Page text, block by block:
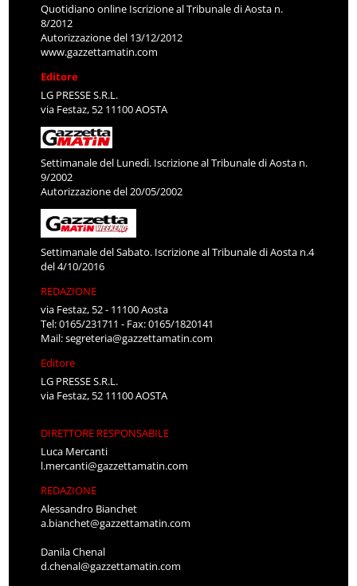
Quotidiano online Iscrizione al Tribunale di Aosta n.
8/2012
Autorizzazione del 13/12/2012
www.gazzettamatin.com
Editore
LG PRESSE S.R.L.
via Festaz, 52 11100 AOSTA
Settimanale del Lunedì. Iscrizione al Tribunale di Aosta n.
9/2002
Autorizzazione del 20/05/2002
Settimanale del Sabato. Iscrizione al Tribunale di Aosta n.4
del 4/10/2016
REDAZIONE
via Festaz, 52 - 11100 Aosta
Tel: 0165/231711 - Fax: 0165/1820141
Mail:segreteria@gazzettamatin.com
Editore
LG PRESSE S.R.L.
via Festaz, 52 11100 AOSTA
DIRETTORE RESPONSABILE
Luca Mercanti
l.mercanti@gazzettamatin.com
REDAZIONE
Alessandro Bianchet
a.bianchet@gazzettamatin.com
Danila Chenal
d.chenal@gazzettamatin.com